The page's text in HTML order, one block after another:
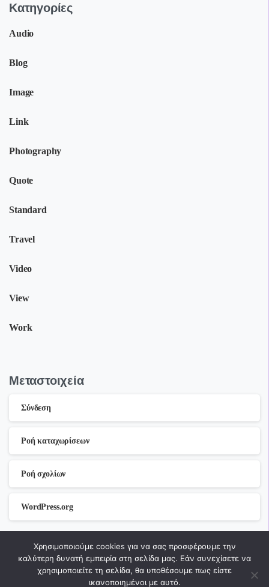
Kατηγορίες
Audio
Blog
Image
Link
Photography
Quote
Standard
Travel
Video
View
Work
Μεταστοιχεία
Σύνδεση
Ροή καταχωρίσεων
Ροή σχολίων
WordPress.org
Widget 1
Optional widget here
Χρησιμοποιούμε cookies για να σας προσφέρουμε την
καλύτερη δυνατή εμπειρία στη σελίδα μας. Εάν συνεχίσετε να
χρησιμοποιείτε τη σελίδα, θα υποθέσουμε πως είστε
ικανοποιημένοι με αυτό.